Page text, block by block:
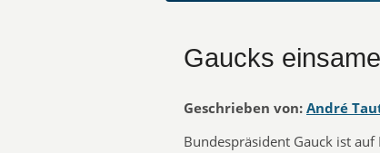
Gaucks
Geschrieben von: André
Bundespräsident Gauck ist